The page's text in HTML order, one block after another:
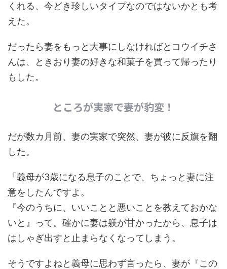
くれる、今どき珍しいタイプなのではないかとも考
えた。
だったら妻をもっと大事にしなければとコウイチさ
んは、ときおり妻の好きな和菓子を買って帰ったり
もした。
ところが実家で妻が豹変！
だが数カ月前、妻の実家で突然、妻が彼に反旗を翻
した。
「義母が3歳になる息子のことで、ちょっと妻に注
意をしたんですよ。
『今のうちに、いいことと悪いことを教えておかな
いと』って。確かに妻は躾が甘かったから、息子は
はしゃぎ出すと止まらなくなってしまう。
そうですよねと義母に思わず言ったら、妻が『この